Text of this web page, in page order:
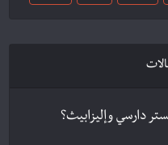
دارسي وإليزابيث؟